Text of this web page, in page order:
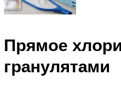
Прямое
гранулятами